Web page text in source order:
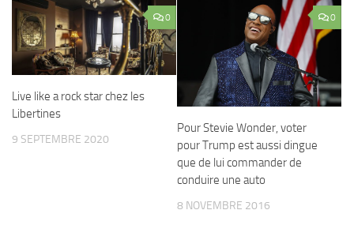
0
Live like a rock star chez les
Libertines
9 SEPTEMBRE 2020
0
Pour Stevie Wonder, voter
pour Trump est aussi dingue
que de lui commander de
conduire une auto
8 NOVEMBRE 2016